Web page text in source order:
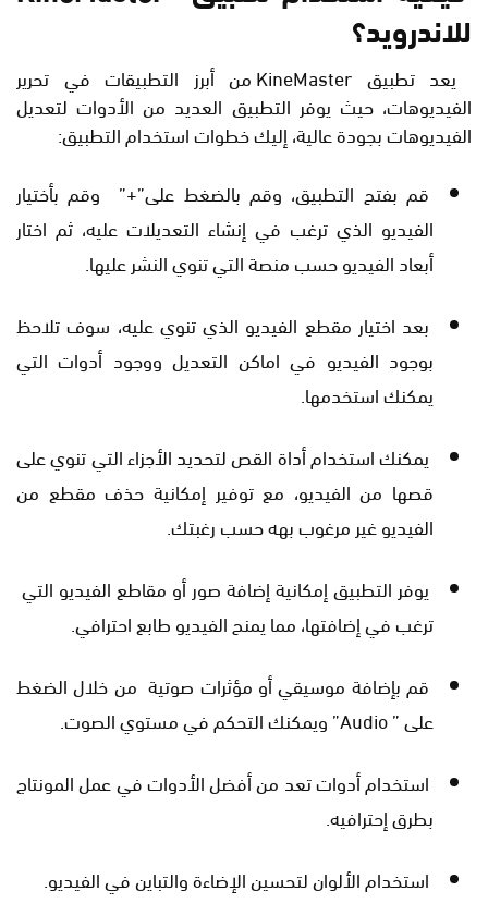
للاندرويد؟
يعد تطبيق KineMaster من أبرز التطبيقات في تحرير
الفيديوهات، حيث يوفر التطبيق العديد من الأدوات لتعديل
الفيديوهات بجودة عالية، إليك خطوات استخدام التطبيق:
قم بفتح التطبيق، وقم بالضغط على”+” وقم بأختيار
الفيديو الذي ترغب في إنشاء التعديلات عليه، ثم اختار
أبعاد الفيديو حسب منصة التي تنوي النشر عليها.
بعد اختيار مقطع الفيديو الذي تنوي عليه، سوف تلاحظ
بوجود الفيديو في اماكن التعديل ووجود أدوات التي
يمكنك استخدمها.
يمكنك استخدام أداة القص لتحديد الأجزاء التي تنوي على
قصها من الفيديو، مع توفير إمكانية حذف مقطع من
الفيديو غير مرغوب بهه حسب رغبتك.
يوفر التطبيق إمكانية إضافة صور أو مقاطع الفيديو التي
ترغب في إضافتها، مما يمنح الفيديو طابع احترافي.
قم بإضافة موسيقي أو مؤثرات صوتية من خلال الضغط
على ” Audio” ويمكنك التحكم في مستوي الصوت.
استخدام أدوات تعد من أفضل الأدوات في عمل المونتاج
بطرق إحترافيه.
استخدام الألوان لتحسين الإضاءة والتباين في الفيديو.